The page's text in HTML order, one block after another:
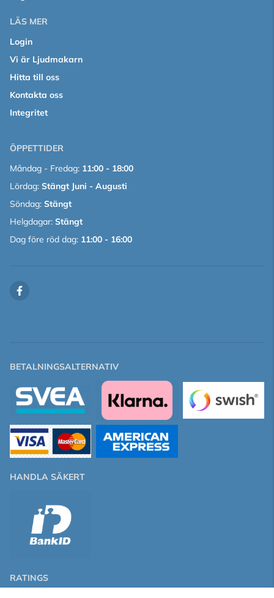
LÄS MER
Login
Vi är Ljudmakarn
Hitta till oss
Kontakta oss
Integritet
ÖPPETTIDER
Måndag - Fredag: 11:00 - 18:00
Lördag: Stängt Juni - Augusti
Söndag: Stängt
Helgdagar: Stängt
Dag före röd dag: 11:00 - 16:00
BETALNINGSALTERNATIV
HANDLA SÄKERT
RATINGS